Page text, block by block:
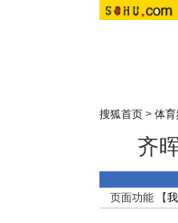
搜狐首页 > 体育
齐
页面功能 【